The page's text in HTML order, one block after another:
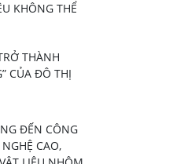
KHÔNG THỂ
THÀNH
CỦA ĐÔ THỊ
ĐẾN CÔNG
CAO,